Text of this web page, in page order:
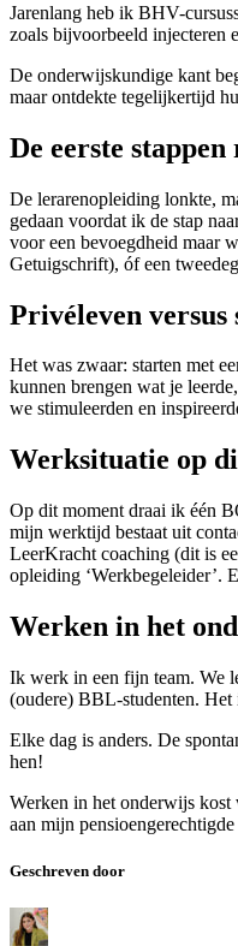
Jarenlang heb ik BHV-
zoals bijvoorbeeld injecteren
De onderwijskundige kant
maar ontdekte tegelijkertijd
De eerste
De lerarenopleiding lonkte,
gedaan voordat ik de stap
voor een bevoegdheid maar
Getuigschrift), óf een
Privéleven versus
Het was zwaar: starten met
kunnen brengen wat je
we stimuleerden en
Werksituatie op
Op dit moment draai ik één
mijn werktijd bestaat uit
LeerKracht coaching (dit is
opleiding ‘Werkbegeleider’.
Werken in het
Ik werk in een fijn team. We
(oudere) BBL-studenten. Het
Elke dag is anders. De
hen!
Werken in het onderwijs kost
aan mijn
Geschreven door